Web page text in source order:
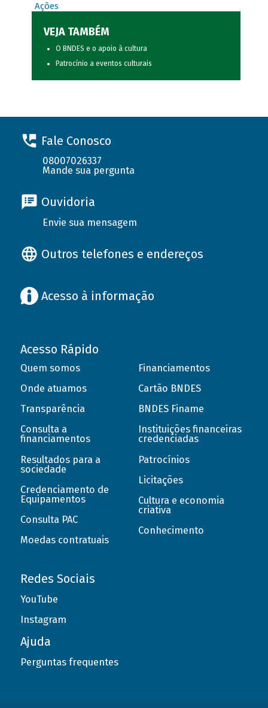
Ações
VEJA TAMBÉM
O BNDES e o apoio à cultura
Patrocínio a eventos culturais
Fale Conosco
08007026337
Mande sua pergunta
Ouvidoria
Envie sua mensagem
Outros telefones e endereços
Acesso à informação
Acesso Rápido
Quem somos
Onde atuamos
Transparência
Consulta a
financiamentos
Resultados para a
sociedade
Credenciamento de
Equipamentos
Consulta PAC
Moedas contratuais
Financiamentos
Cartão BNDES
BNDES Finame
Instituições financeiras
credenciadas
Patrocínios
Licitações
Cultura e economia
criativa
Conhecimento
Redes Sociais
YouTube
Instagram
Ajuda
Perguntas frequentes